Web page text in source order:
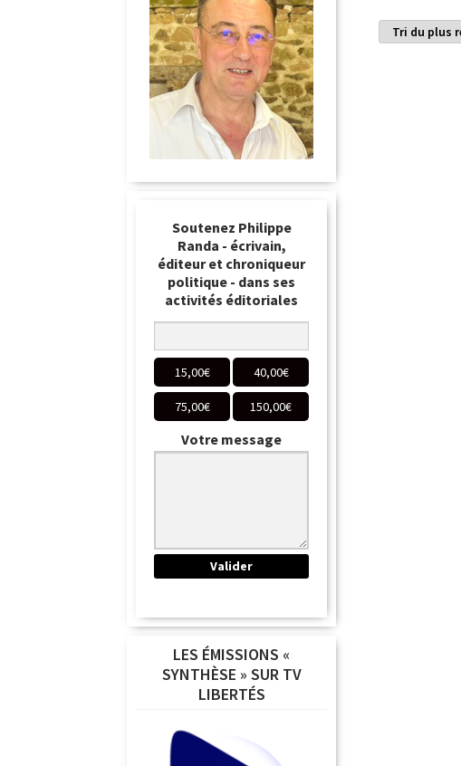
Soutenez Philippe
Randa - écrivain,
éditeur et chroniqueur
politique - dans ses
activités éditoriales
15,00€ 40,00€
75,00€ 150,00€
Votre message
LES ÉMISSIONS «
SYNTHÈSE » SUR TV
LIBERTÉS